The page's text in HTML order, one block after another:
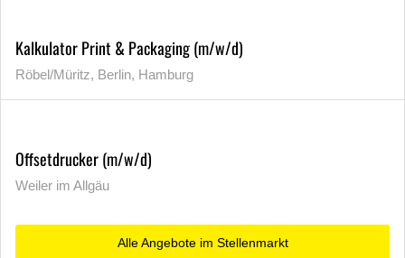
Kalkulator Print & Packaging (m/w/d)
Röbel/Müritz, Berlin, Hamburg
Offsetdrucker (m/w/d)
Weiler im Allgäu
Alle Angebote im Stellenmarkt